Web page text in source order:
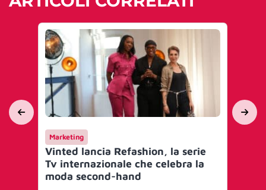
Marketing
Vinted lancia Refashion, la serie
Tv internazionale che celebra la
moda second-hand